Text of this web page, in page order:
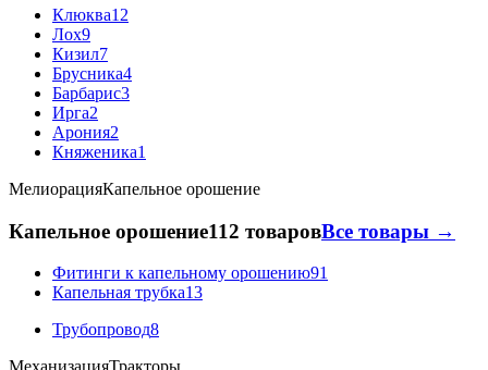
Клюква12
Лох9
Кизил7
Брусника4
Барбарис3
Ирга2
Арония2
Княженика1
МелиорацияКапельное орошение
Капельное орошение112 товаровВсе товары →
Фитинги к капельному орошению91
Капельная трубка13
Трубопровод8